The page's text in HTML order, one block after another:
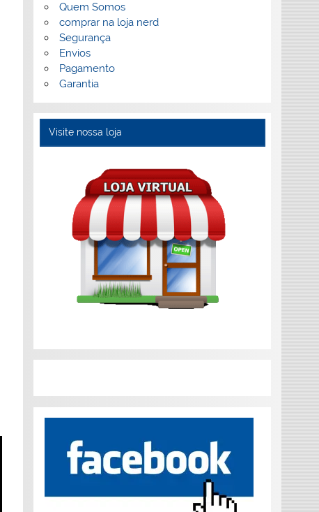
Quem Somos
comprar na loja nerd
Segurança
Envios
Pagamento
Garantia
Visite nossa loja